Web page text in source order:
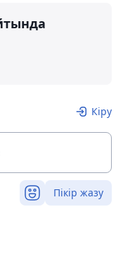
Кіру
Пікір жазу